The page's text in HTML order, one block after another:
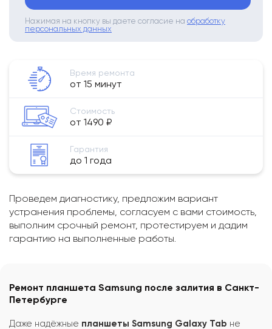
Нажимая на кнопку вы даете согласие на обработку
персональных данных
Время ремонта
от 15 минут
Стоимость
от 1490 ₽
Гарантия
до 1 года
Проведем диагностику, предложим вариант
устранения проблемы, согласуем с вами стоимость,
выполним срочный ремонт, протестируем и дадим
гарантию на выполненные работы.
Ремонт планшета Samsung после залития в Санкт-
Петербурге
Даже надёжные планшеты Samsung Galaxy Tab не